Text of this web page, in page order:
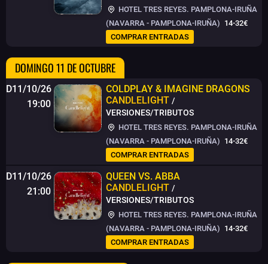
HOTEL TRES REYES. PAMPLONA-IRUÑA
(NAVARRA - PAMPLONA-IRUÑA) 14-32€
COMPRAR ENTRADAS
DOMINGO 11 DE OCTUBRE
D11/10/26
19:00
COLDPLAY & IMAGINE DRAGONS
CANDLELIGHT /
VERSIONES/TRIBUTOS
HOTEL TRES REYES. PAMPLONA-IRUÑA
(NAVARRA - PAMPLONA-IRUÑA) 14-32€
COMPRAR ENTRADAS
D11/10/26
21:00
QUEEN VS. ABBA
CANDLELIGHT /
VERSIONES/TRIBUTOS
HOTEL TRES REYES. PAMPLONA-IRUÑA
(NAVARRA - PAMPLONA-IRUÑA) 14-32€
COMPRAR ENTRADAS